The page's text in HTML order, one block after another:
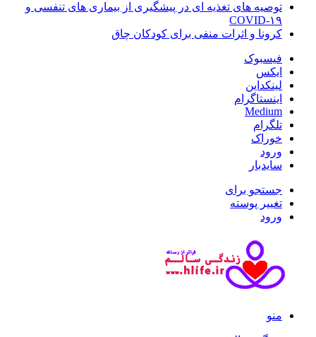
توصیه های تغذیه ای در پیشگیری از بیماری های تنفسی و
COVID-۱۹
کرونا و اثرات منفی برای کودکان چاق
فیسبوک
ایکس
لینکداین
اینستاگرام
Medium
تلگرام
خوراک
ورود
سایدبار
جستجو برای
تغییر پوسته
ورود
منو